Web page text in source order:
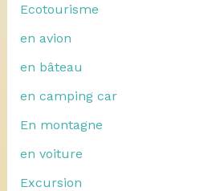
Ecotourisme
en avion
en bâteau
en camping car
En montagne
en voiture
Excursion